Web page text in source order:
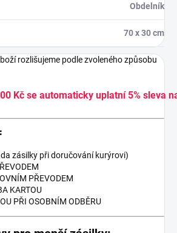
Obdelník
70 x 30 cm
rozlišujeme podle zvoleného způsobu
Kč se automaticky uplatní 5% sleva
zásilky při doručování kurýrovi)
PŘEVODEM
KARTOU
PŘI OSOBNÍM ODBĚRU